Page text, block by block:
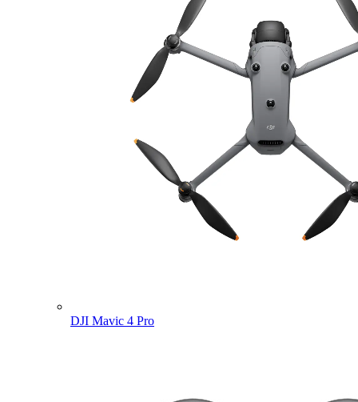
DJI Mavic 4 Pro